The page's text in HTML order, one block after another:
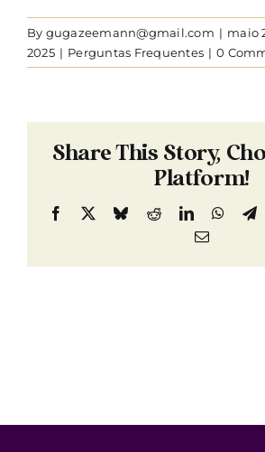
By gugazeemann@gmail.com | maio
2025 | Perguntas Frequentes | 0
Share This Story,
Platform!
Facebook BlueskyRedditLinkedIn
Email